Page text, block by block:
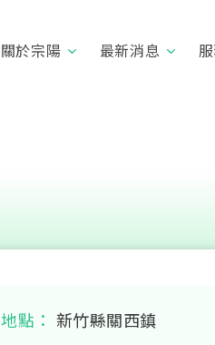
關於宗陽 最新消息
地點： 新竹縣關西鎮